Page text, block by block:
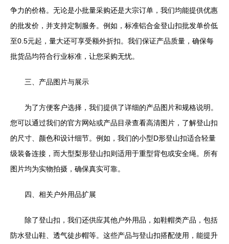
争力的价格。无论是小批量采购还是大宗订单，我们均能提供优惠
的批发价，并支持定制服务。例如，标准铝合金登山扣批发单价低
至0.5元起，量大还可享受额外折扣。我们保证产品质量，确保每
批货品均符合行业标准，让您采购无忧。
三、产品图片与展示
为了方便客户选择，我们提供了详细的产品图片和规格说明。
您可以通过我们的官方网站或产品目录查看高清图片，了解登山扣
的尺寸、颜色和设计细节。例如，我们的小型D形登山扣适合轻量
级装备连接，而大型梨形登山扣则适用于重型背包或安全绳。所有
图片均为实物拍摄，确保真实可靠。
四、相关户外用品扩展
除了登山扣，我们还供应其他户外用品，如鞋帽类产品，包括
防水登山鞋、透气徒步帽等。这些产品与登山扣搭配使用，能提升